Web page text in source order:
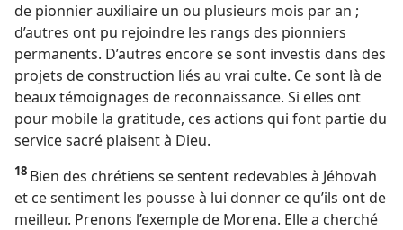
de pionnier auxiliaire un ou plusieurs mois par an ;
d’autres ont pu rejoindre les rangs des pionniers
permanents. D’autres encore se sont investis dans des
projets de construction liés au vrai culte. Ce sont là de
beaux témoignages de reconnaissance. Si elles ont
pour mobile la gratitude, ces actions qui font partie du
service sacré plaisent à Dieu.
18 Bien des chrétiens se sentent redevables à Jéhovah
et ce sentiment les pousse à lui donner ce qu’ils ont de
meilleur. Prenons l’exemple de Morena. Elle a cherché